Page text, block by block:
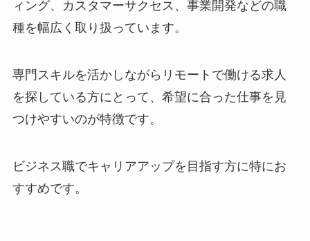
ィング、カスタマーサクセス、事業開発などの職
種を幅広く取り扱っています。
専門スキルを活かしながらリモートで働ける求人
を探している方にとって、希望に合った仕事を見
つけやすいのが特徴です。
ビジネス職でキャリアアップを目指す方に特にお
すすめです。